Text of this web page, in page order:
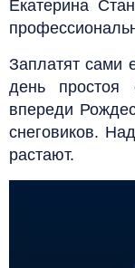
Екатерина
Заплатят сами
день
впереди
снеговиков.
растают.